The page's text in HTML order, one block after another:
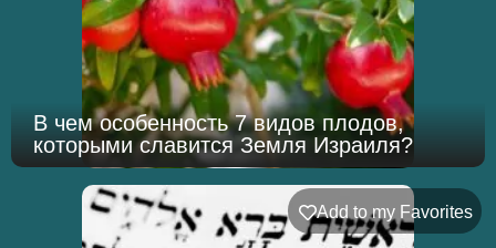
В чем особенность 7 видов плодов,
которыми славится Земля Израиля?
Add to my Favorites